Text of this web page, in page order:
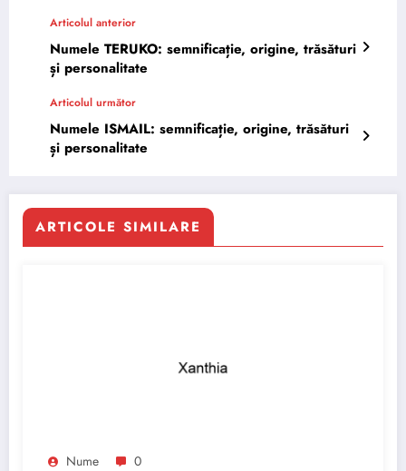
Articolul anterior
Numele TERUKO: semnificație, origine, trăsături
și personalitate
Articolul următor
Numele ISMAIL: semnificație, origine, trăsături
și personalitate
ARTICOLE SIMILARE
Nume 0